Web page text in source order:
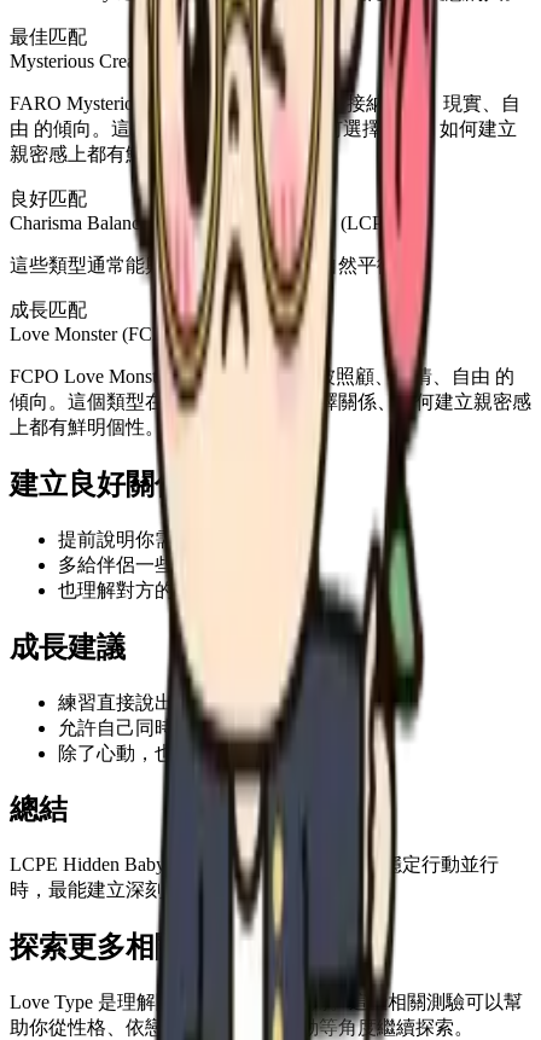
最佳匹配
Mysterious Creature (FARO)
FARO Mysterious Creature 結合了 配合、接納照顧、現實、自
由 的傾向。這個類型在如何愛人、如何選擇關係、如何建立
親密感上都有鮮明個性。
良好匹配
Charisma Balancer (LARE), Hidden Baby (LCPE)
這些類型通常能與你的戀愛風格形成自然平衡。
成長匹配
Love Monster (FCPO)
FCPO Love Monster 結合了 配合、想被照顧、熱情、自由 的
傾向。這個類型在如何愛人、如何選擇關係、如何建立親密感
上都有鮮明個性。
建立良好關係
提前說明你需要的距離感
多給伴侶一些明確的安心感
也理解對方的戀愛節奏
成長建議
練習直接說出自己的期待
允許自己同時有強大和柔軟的一面
除了心動，也觀察日常行動
總結
LCPE Hidden Baby 在保持自我、真誠溝通和穩定行動並行
時，最能建立深刻的戀愛關係。
探索更多相關測驗
Love Type 是理解關係風格的一種視角。這些相關測驗可以幫
助你從性格、依戀、動機和關係互動等角度繼續探索。